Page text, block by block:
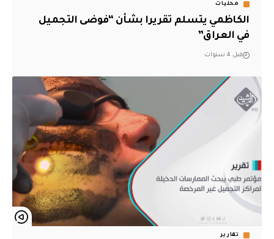
محليات
الكاظمي يتسلم تقريرا بشأن “فوضى التجميل
في العراق”
قبل 4 سنوات
تقارير